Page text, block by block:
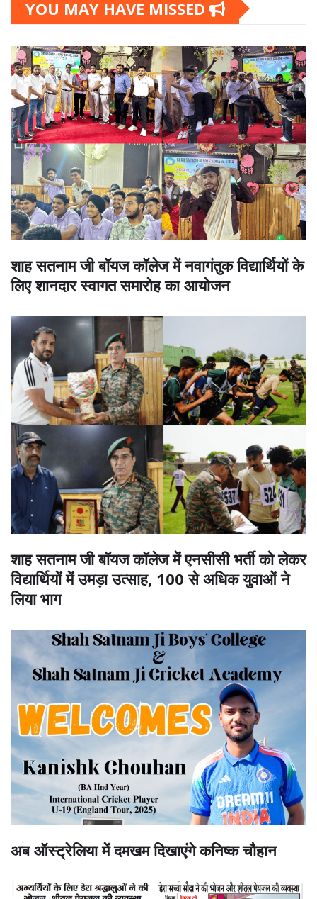
YOU MAY HAVE MISSED
शाह सतनाम जी बॉयज कॉलेज में नवागंतुक विद्यार्थियों के
लिए शानदार स्वागत समारोह का आयोजन
शाह सतनाम जी बॉयज कॉलेज में एनसीसी भर्ती को लेकर
विद्यार्थियों में उमड़ा उत्साह, 100 से अधिक युवाओं ने
लिया भाग
अब ऑस्ट्रेलिया में दमखम दिखाएंगे कनिष्क चौहान